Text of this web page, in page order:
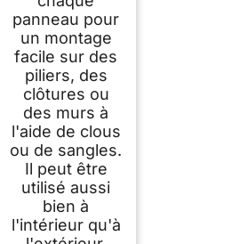
panneau pour
un montage
facile sur des
piliers, des
clôtures ou
des murs à
l'aide de clous
ou de sangles.
Il peut être
utilisé aussi
bien à
l'intérieur qu'à